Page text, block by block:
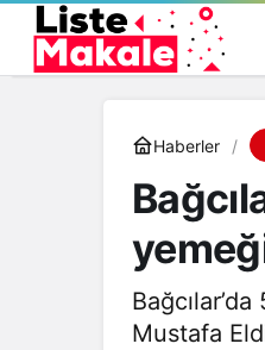
Haberler
Mustafa